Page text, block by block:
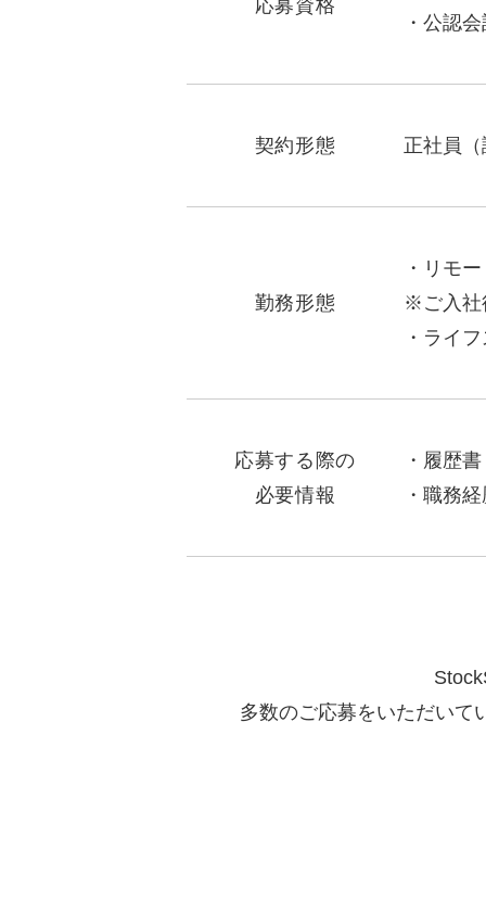
応募資格
公認
契約形態 正社員
勤務形態
リモ
※ご入社
ライ
応募する際の
必要情報
履歴書
職務経
多数のご応募をいただいて